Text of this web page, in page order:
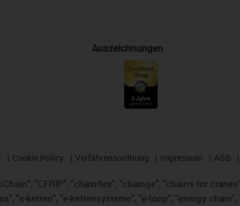
Auszeichnungen
Cookie Policy Verfahrensordnung Impressum AGB
"CFRIP", "chainflex", "chainge", "chains for
"e-ketten", "e-kettensysteme", "e-loop", "energy